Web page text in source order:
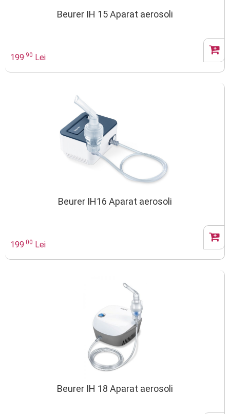
Beurer IH 15 Aparat aerosoli
199.90 Lei
Beurer IH16 Aparat aerosoli
199.00 Lei
Beurer IH 18 Aparat aerosoli